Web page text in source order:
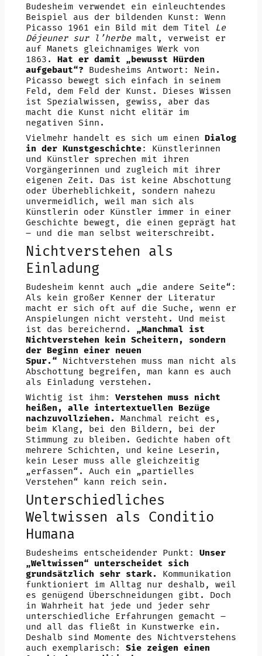
Budesheim verwendet ein einleuchtendes
Beispiel aus der bildenden Kunst: Wenn
Picasso 1961 ein Bild mit dem Titel
Le
Déjeuner sur l’herbemalt, verweist er
auf Manets gleichnamiges Werk von
1863. Hat er damit „bewusst Hürden
aufgebaut“? Budesheims Antwort: Nein.
Picasso bewegt sich einfach in seinem
Feld, dem Feld der Kunst. Dieses Wissen
ist Spezialwissen, gewiss, aber das
macht die Kunst nicht elitär im
negativen Sinn.
Vielmehr handelt es sich um einen Dialog
in der Kunstgeschichte: Künstlerinnen
und Künstler sprechen mit ihren
Vorgängerinnen und zugleich mit ihrer
eigenen Zeit. Das ist keine Abschottung
oder Überheblichkeit, sondern nahezu
unvermeidlich, weil man sich als
Künstlerin oder Künstler immer in einer
Geschichte bewegt, die einen geprägt hat
– und die man selbst weiterschreibt.
Nichtverstehen als
Einladung
Budesheim kennt auch „die andere Seite“:
Als kein großer Kenner der Literatur
macht er sich oft auf die Suche, wenn er
Anspielungen nicht versteht. Und meist
ist das bereichernd. „Manchmal ist
Nichtverstehen kein Scheitern, sondern
der Beginn einer neuen
Spur.“ Nichtverstehen muss man nicht als
Abschottung begreifen, man kann es auch
als Einladung verstehen.
Wichtig ist ihm: Verstehen muss nicht
heißen, alle intertextuellen Bezüge
nachzuvollziehen. Manchmal reicht es,
beim Klang, bei den Bildern, bei der
Stimmung zu bleiben. Gedichte haben oft
mehrere Schichten, und keine Leserin,
kein Leser muss alle gleichzeitig
„erfassen“. Auch ein „partielles
Verstehen“ kann reich sein.
Unterschiedliches
Weltwissen als Conditio
Humana
Budesheims entscheidender Punkt: Unser
„Weltwissen“ unterscheidet sich
grundsätzlich sehr stark. Kommunikation
funktioniert im Alltag nur deshalb, weil
es genügend Überschneidungen gibt. Doch
in Wahrheit hat jede und jeder sehr
unterschiedliche Erfahrungen gemacht –
und all das fließt in Kunstwerke ein.
Deshalb sind Momente des Nichtverstehens
auch exemplarisch: Sie zeigen einen